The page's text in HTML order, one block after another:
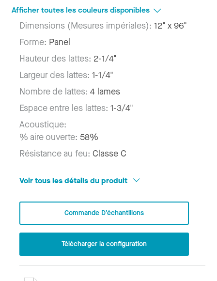
Afficher toutes les couleurs disponibles
Dimensions (Mesures impériales): 12" x 96"
Forme: Panel
Hauteur des lattes: 2-1/4"
Largeur des lattes: 1-1/4"
Nombre de lattes: 4 lames
Espace entre les lattes: 1-3/4"
Acoustique:
% aire ouverte: 58%
Résistance au feu: Classe C
Voir tous les détails du produit
Commande D’échantillons
Télécharger la configuration